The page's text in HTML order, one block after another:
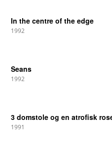
In the centre of the edge
1992
Seans
1992
3 domstole og en atrofisk
1991